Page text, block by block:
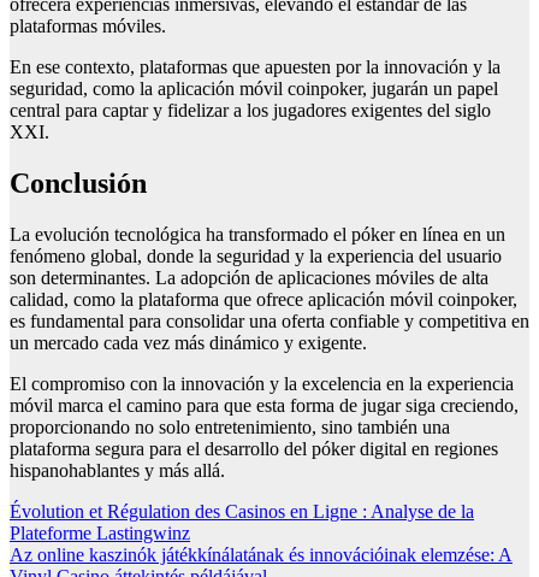
ofrecerá experiencias inmersivas, elevando el estándar de las
plataformas móviles.
En ese contexto, plataformas que apuesten por la innovación y la
seguridad, como la aplicación móvil coinpoker, jugarán un papel
central para captar y fidelizar a los jugadores exigentes del siglo
XXI.
Conclusión
La evolución tecnológica ha transformado el póker en línea en un
fenómeno global, donde la seguridad y la experiencia del usuario
son determinantes. La adopción de aplicaciones móviles de alta
calidad, como la plataforma que ofrece aplicación móvil coinpoker,
es fundamental para consolidar una oferta confiable y competitiva en
un mercado cada vez más dinámico y exigente.
El compromiso con la innovación y la excelencia en la experiencia
móvil marca el camino para que esta forma de jugar siga creciendo,
proporcionando no solo entretenimiento, sino también una
plataforma segura para el desarrollo del póker digital en regiones
hispanohablantes y más allá.
Post
navigation
Évolution et Régulation des Casinos en Ligne : Analyse de la
Plateforme Lastingwinz
Az online kaszinók játékkínálatának és innovációinak elemzése: A